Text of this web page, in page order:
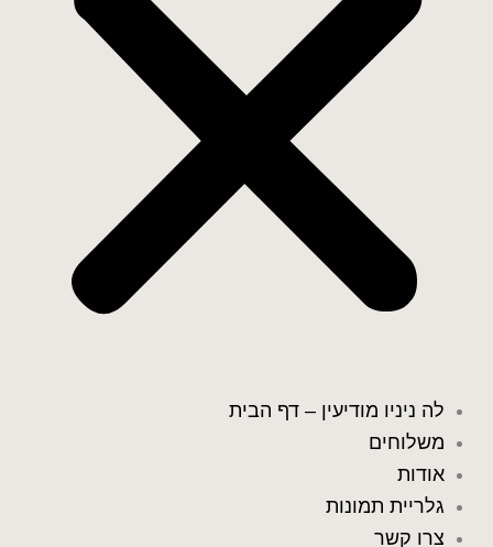
לה ניניו מודיעין – דף הבית
משלוחים
אודות
גלריית תמונות
צרו קשר